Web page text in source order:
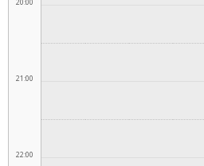
21:00
22:00